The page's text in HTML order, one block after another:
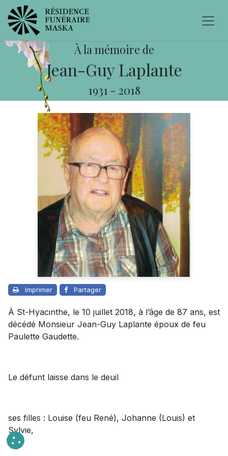
À la mémoire de
Jean-Guy Laplante
1931 - 2018
Imprimer Partager
À St-Hyacinthe, le 10 juillet 2018, à l’âge de 87 ans, est
décédé Monsieur Jean-Guy Laplante époux de feu
Paulette Gaudette.
Le défunt laisse dans le deuil
ses filles : Louise (feu René), Johanne (Louis) et
Sylvie,